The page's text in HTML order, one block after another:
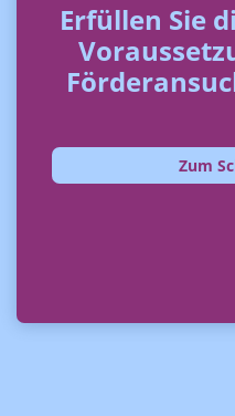
Erfüllen Sie
Zum